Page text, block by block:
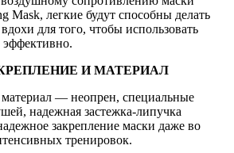
Mask, легкие будут способны делать
для того, чтобы использовать
эффективно.
И МАТЕРИАЛ
— неопрен, специальные
надежная застежка-липучка
закрепление маски даже во
тренировок.